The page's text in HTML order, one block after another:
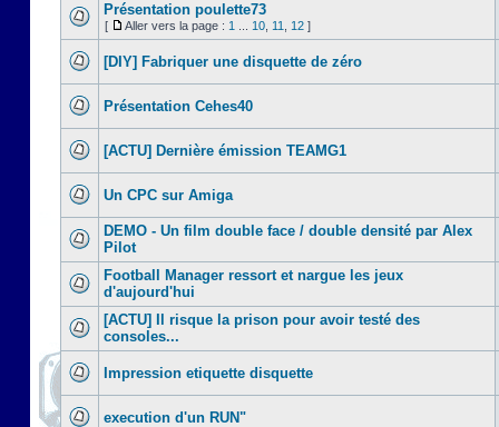
Présentation poulette73
[ Aller vers la page : 1 10 11 12 ]
[DIY] Fabriquer une disquette de zéro
Présentation Cehes40
[ACTU] Dernière émission TEAMG1
Un CPC sur Amiga
DEMO - Un film double face / double densité par Alex
Pilot
Football Manager ressort et nargue les jeux
d'aujourd'hui
[ACTU] Il risque la prison pour avoir testé des
consoles...
Impression etiquette disquette
execution d'un RUN"